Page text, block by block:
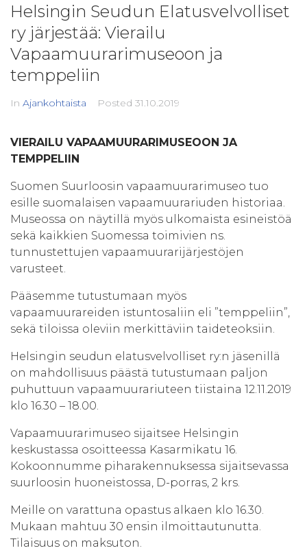
Helsingin Seudun Elatusvelvolliset
ry järjestää: Vierailu
Vapaamuurarimuseoon ja
temppeliin
In Ajankohtaista Posted 31.10.2019
VIERAILU VAPAAMUURARIMUSEOON JA
TEMPPELIIN
Suomen Suurloosin vapaamuurarimuseo tuo
esille suomalaisen vapaamuurariuden historiaa.
Museossa on näytillä myös ulkomaista esineistöä
sekä kaikkien Suomessa toimivien ns.
tunnustettujen vapaamuurarijärjestöjen
varusteet.
Pääsemme tutustumaan myös
vapaamuurareiden istuntosaliin eli ”temppeliin”,
sekä tiloissa oleviin merkittäviin taideteoksiin.
Helsingin seudun elatusvelvolliset ry:n jäsenillä
on mahdollisuus päästä tutustumaan paljon
puhuttuun vapaamuurariuteen tiistaina 12.11.2019
klo 16.30 – 18.00.
Vapaamuurarimuseo sijaitsee Helsingin
keskustassa osoitteessa Kasarmikatu 16.
Kokoonnumme piharakennuksessa sijaitsevassa
suurloosin huoneistossa, D-porras, 2 krs.
Meille on varattuna opastus alkaen klo 16.30.
Mukaan mahtuu 30 ensin ilmoittautunutta.
Tilaisuus on maksuton.